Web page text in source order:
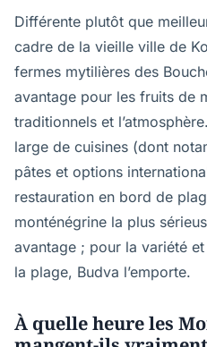
Différente plutôt que
cadre de la vieille ville de
fermes mytilières des
avantage pour les fruits de
traditionnels et
large de cuisines (dont
pâtes et options
restauration en bord de
monténégrine la plus
avantage ; pour la variété
la plage, Budva l’emporte.
À quelle heure les